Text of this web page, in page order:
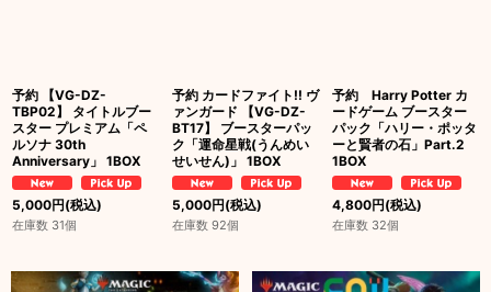
予約 【VG-DZ-
TBP02】 タイトルブー
スター プレミアム「ペ
ルソナ 30th
Anniversary」 1BOX
5,000円(税込)
在庫数 31個
予約 カードファイト!! ヴ
ァンガード 【VG-DZ-
BT17】 ブースターパッ
ク「運命星戦(うんめい
せいせん)」 1BOX
5,000円(税込)
在庫数 92個
予約 Harry Potter カ
ードゲーム ブースター
パック「ハリー・ポッタ
ーと賢者の石」Part.2
1BOX
4,800円(税込)
在庫数 32個